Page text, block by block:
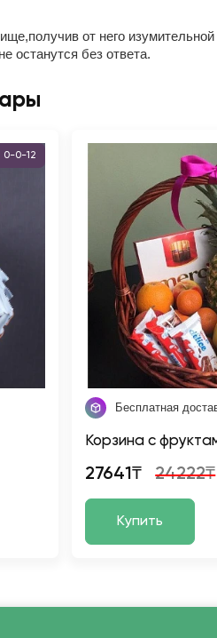
от него
останутся без ответа.
0-0-12
Бесплатная
Корзина с
27641₸ 24222₸
Купить